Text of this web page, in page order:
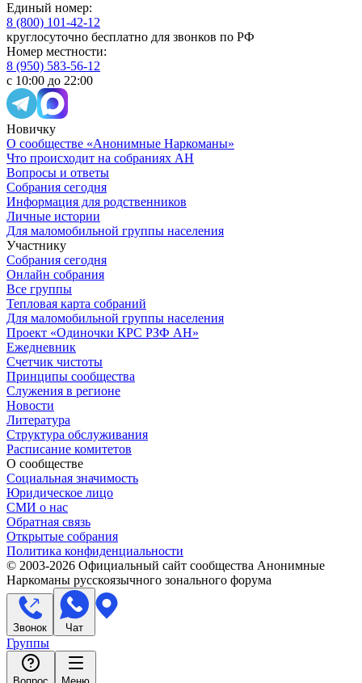
Единый номер:
8 (800) 101-42-12
круглосуточно бесплатно для звонков по РФ
Номер местности:
8 (950) 583-56-12
с 10:00 до 22:00
Новичку
О сообществе «Анонимные Наркоманы»
Что происходит на собраниях АН
Вопросы и ответы
Собрания сегодня
Информация для родственников
Личные истории
Для маломобильной группы населения
Участнику
Собрания сегодня
Онлайн собрания
Все группы
Тепловая карта собраний
Для маломобильной группы населения
Проект «Одиночки КРС РЗФ АН»
Ежедневник
Счетчик чистоты
Принципы сообщества
Служения в регионе
Новости
Литература
Структура обслуживания
Расписание комитетов
О сообществе
Социальная значимость
Юридическое лицо
СМИ о нас
Обратная связь
Открытые собрания
Политика конфиденциальности
© 2003-2026 Официальный сайт сообщества Анонимные
Наркоманы русскоязычного зонального форума
Звонок Чат
Группы